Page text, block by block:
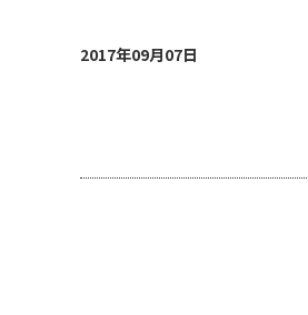
2017年09月07日